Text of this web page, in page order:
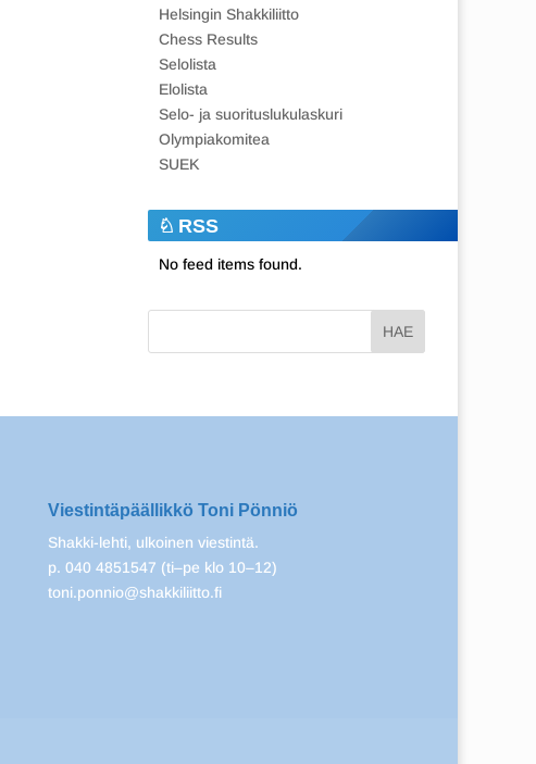
Helsingin Shakkiliitto
Chess Results
Selolista
Elolista
Selo- ja suorituslukulaskuri
Olympiakomitea
SUEK
RSS
No feed items found.
Viestintäpäällikkö Toni Pönniö
Shakki-lehti, ulkoinen viestintä.
p. 040 4851547 (ti–pe klo 10–12)
toni.ponnio@shakkiliitto.fi